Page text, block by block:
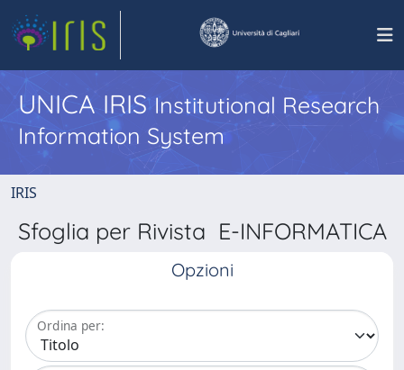
UNICA IRISInstitutional Research
Information System
IRIS
Sfoglia per Rivista E-INFORMATICA
Opzioni
Ordina per: